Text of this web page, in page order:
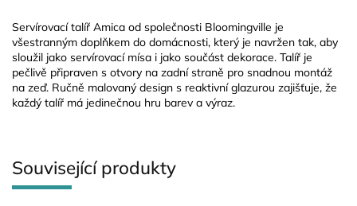
Související produkty
Servírovací talíř Amica od společnosti Bloomingville je
všestranným doplňkem do domácnosti, který je navržen tak, aby
sloužil jako servírovací mísa i jako součást dekorace. Talíř je
pečlivě připraven s otvory na zadní straně pro snadnou montáž
na zeď. Ručně malovaný design s reaktivní glazurou zajišťuje, že
každý talíř má jedinečnou hru barev a výraz.